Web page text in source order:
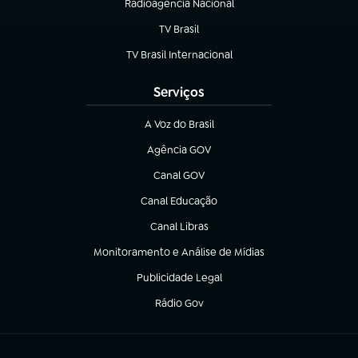
Radioagência Nacional
(abre em nova aba)
TV Brasil
(abre em nova aba)
TV Brasil Internacional
(abre em nova aba)
Serviços
A Voz do Brasil
(abre em nova aba)
Agência GOV
(abre em nova aba)
Canal GOV
(abre em nova aba)
Canal Educação
(abre em nova aba)
Canal Libras
(abre em nova aba)
Monitoramento e Análise de Mídias
(abre em nova aba)
Publicidade Legal
(abre em nova aba)
Rádio Gov
(abre em nova aba)